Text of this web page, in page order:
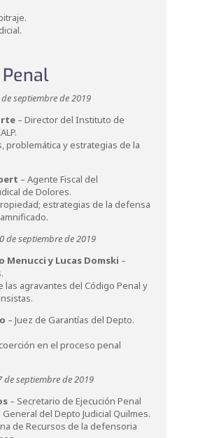
septiembre de 2019
– Director del Instituto de
problemática y estrategias de la
– Agente Fiscal del
de Dolores.
estrategias de la defensa
de septiembre de 2019
Menucci y Lucas Domski –
las agravantes del Código Penal y
– Juez de Garantías del Depto.
en el proceso penal
de septiembre de 2019
– Secretario de Ejecución Penal
del Depto Judicial Quilmes.
de Recursos de la defensoria